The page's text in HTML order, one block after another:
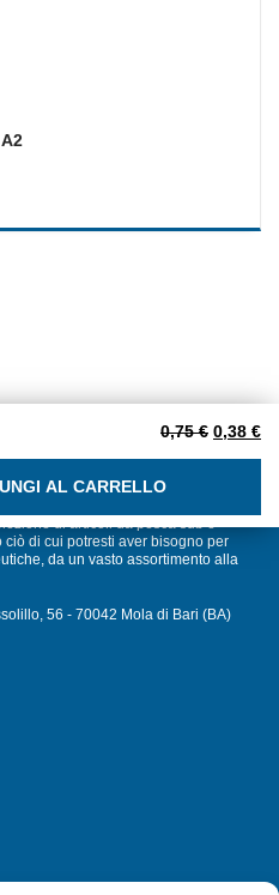
0,10 €.
è: 0,05 €.
0,75€ Il
0,38 €Il
AL CARRELLO
di articoli da pesca sub e
di cui potresti aver bisogno per
da un vasto assortimento alla
56 - 70042 Mola di Bari (BA)